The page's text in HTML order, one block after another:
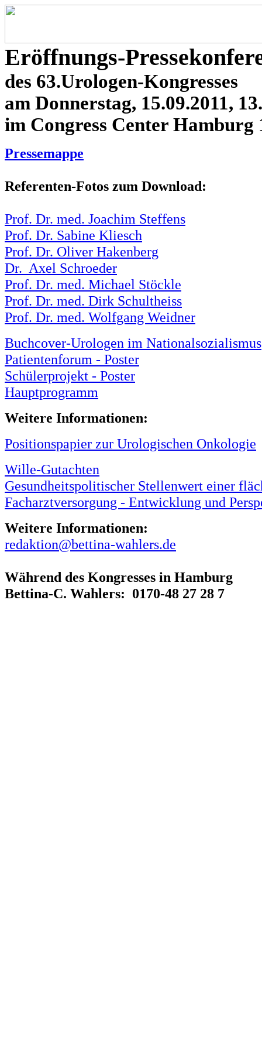
Eröffnungs-
des 63.Urologen-Kongresses
am Donnerstag, 15.09.2011,
im Congress Center Hamburg
Pressemappe
Referenten-Fotos zum Download:
Prof. Dr. med. Joachim Steffens
Prof. Dr. Sabine Kliesch
Prof. Dr. Oliver Hakenberg
Dr. Axel Schroeder
Prof. Dr. med. Michael Stöckle
Prof. Dr. med. Dirk Schultheiss
Prof. Dr. med. Wolfgang Weidner
Buchcover-Urologen im Nationalsozialismus
Patientenforum - Poster
Schülerprojekt - Poster
Hauptprogramm
Weitere Informationen:
Positionspapier zur Urologischen Onkologie
Wille-Gutachten
Gesundheitspolitischer Stellenwert einer
Facharztversorgung - Entwicklung und
Weitere Informationen:
redaktion@bettina-wahlers.de
Während des Kongresses in Hamburg
Bettina-C. Wahlers: 0170-48 27 28 7